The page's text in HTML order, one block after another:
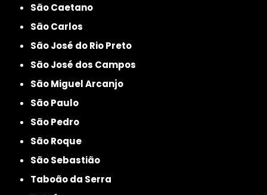
São Caetano
São Carlos
São José do Rio Preto
São José dos Campos
São Miguel Arcanjo
São Paulo
São Pedro
São Roque
São Sebastião
Taboão da Serra